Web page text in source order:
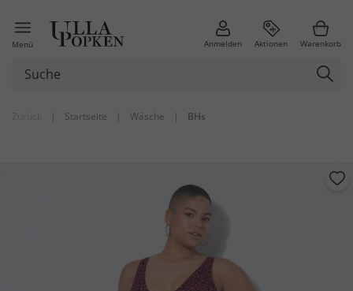
Menü Anmelden Aktionen Warenkorb
| Startseite | Wäsche | BHs